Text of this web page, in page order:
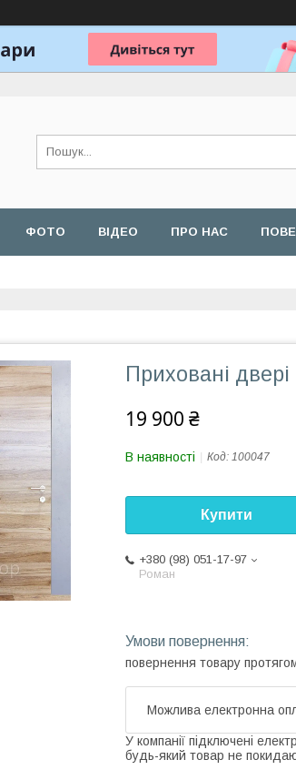
ФОТО ВІДЕО ПРО НАС
Приховані
19 900 ₴
В наявності Код: 100047
Купити
+380 (98) 051-17-97
Роман
повернення товару
У компанії підключені
будь-який товар не